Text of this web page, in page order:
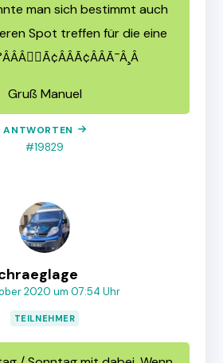
man sich bestimmt auch
Spot treffen für die eine
Gruß Manuel
ANTWORTEN
#19829
2020 um 07:54 Uhr
TEILNEHMER